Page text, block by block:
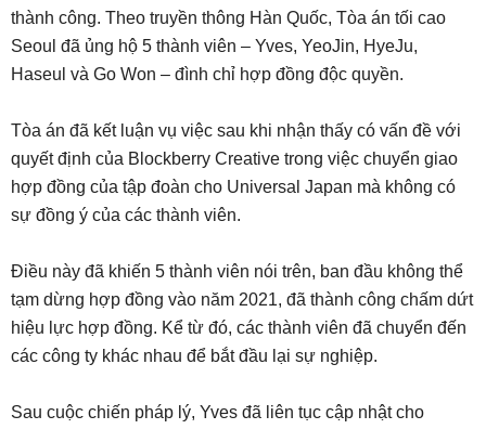
thành công. Theo truyền thông Hàn Quốc, Tòa án tối cao
Seoul đã ủng hộ 5 thành viên – Yves, YeoJin, HyeJu,
Haseul và Go Won – đình chỉ hợp đồng độc quyền.
Tòa án đã kết luận vụ việc sau khi nhận thấy có vấn đề với
quyết định của Blockberry Creative trong việc chuyển giao
hợp đồng của tập đoàn cho Universal Japan mà không có
sự đồng ý của các thành viên.
Điều này đã khiến 5 thành viên nói trên, ban đầu không thể
tạm dừng hợp đồng vào năm 2021, đã thành công chấm dứt
hiệu lực hợp đồng. Kể từ đó, các thành viên đã chuyển đến
các công ty khác nhau để bắt đầu lại sự nghiệp.
Sau cuộc chiến pháp lý, Yves đã liên tục cập nhật cho